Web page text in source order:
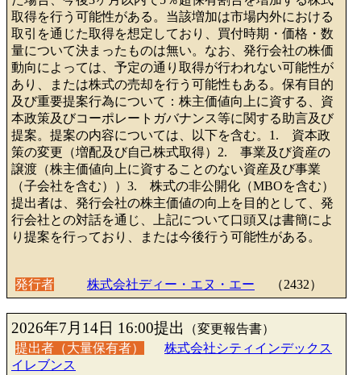
取得を行う可能性がある。当該増加は市場内外における
取引を通じた取得を想定しており、買付時期・価格・数
量について決まったものは無い。なお、発行会社の株価
動向によっては、予定の通り取得が行われない可能性が
あり、または株式の売却を行う可能性もある。保有目的
及び重要提案行為について：株主価値向上に資する、資
本政策及びコーポレートガバナンス等に関する助言及び
提案。提案の内容については、以下を含む。1. 資本政
策の変更（増配及び自己株式取得）2. 事業及び資産の
譲渡（株主価値向上に資することのない資産及び事業
（子会社を含む））3. 株式の非公開化（MBOを含む）
提出者は、発行会社の株主価値の向上を目的として、発
行会社との対話を通じ、上記について口頭又は書簡によ
り提案を行っており、または今後行う可能性がある。
発行者 株式会社ディー・エヌ・エー （2432）
2026年7月14日 16:00提出
（変更報告書）
提出者（大量保有者）
株式会社シティインデックス
イレブンス